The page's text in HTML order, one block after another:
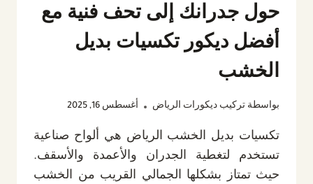
حول جدرانك إلى تحف فنية مع
أفضل ديكور تكسيات بديل
الخشب
بواسطة تركيب ديكورات الرياض أغسطس 16, 2025
تكسيات بديل الخشب الرياض هي ألواح صناعية
تستخدم لتغطية الجدران والأعمدة والأسقف.
حيث تمتاز بشكلها الجمالي القريب من الخشب